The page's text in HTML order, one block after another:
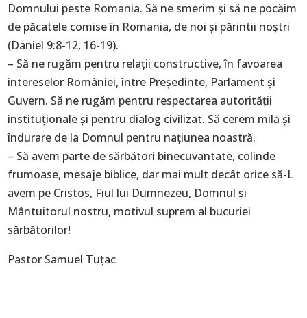
Domnului peste Romania. Să ne smerim și să ne pocăim
de păcatele comise în Romania, de noi și părintii noștri
(Daniel 9:8-12, 16-19).
– Să ne rugăm pentru relații constructive, în favoarea
intereselor României, între Președinte, Parlament și
Guvern. Să ne rugăm pentru respectarea autorității
instituționale și pentru dialog civilizat. Să cerem milă și
îndurare de la Domnul pentru naţiunea noastră.
– Să avem parte de sărbători binecuvantate, colinde
frumoase, mesaje biblice, dar mai mult decât orice să-L
avem pe Cristos, Fiul lui Dumnezeu, Domnul și
Mântuitorul nostru, motivul suprem al bucuriei
sărbătorilor!
Pastor Samuel Tuțac